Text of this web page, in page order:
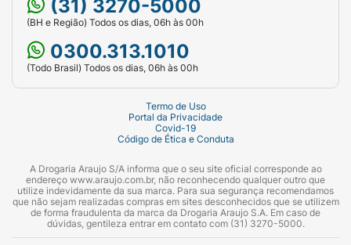
(31) 3270-5000
(BH e Região) Todos os dias, 06h às 00h
0300.313.1010
(Todo Brasil) Todos os dias, 06h às 00h
Termo de Uso
Portal da Privacidade
Covid-19
Código de Ética e Conduta
A Drogaria Araujo S/A informa que o seu site oficial corresponde ao
endereço www.araujo.com.br, não reconhecendo qualquer outro que
utilize indevidamente da sua marca. Para sua segurança recomendamos
que não sejam realizadas compras em sites desconhecidos que se utilizem
de forma fraudulenta da marca da Drogaria Araujo S.A. Em caso de
dúvidas, gentileza entrar em contato com (31) 3270-5000.